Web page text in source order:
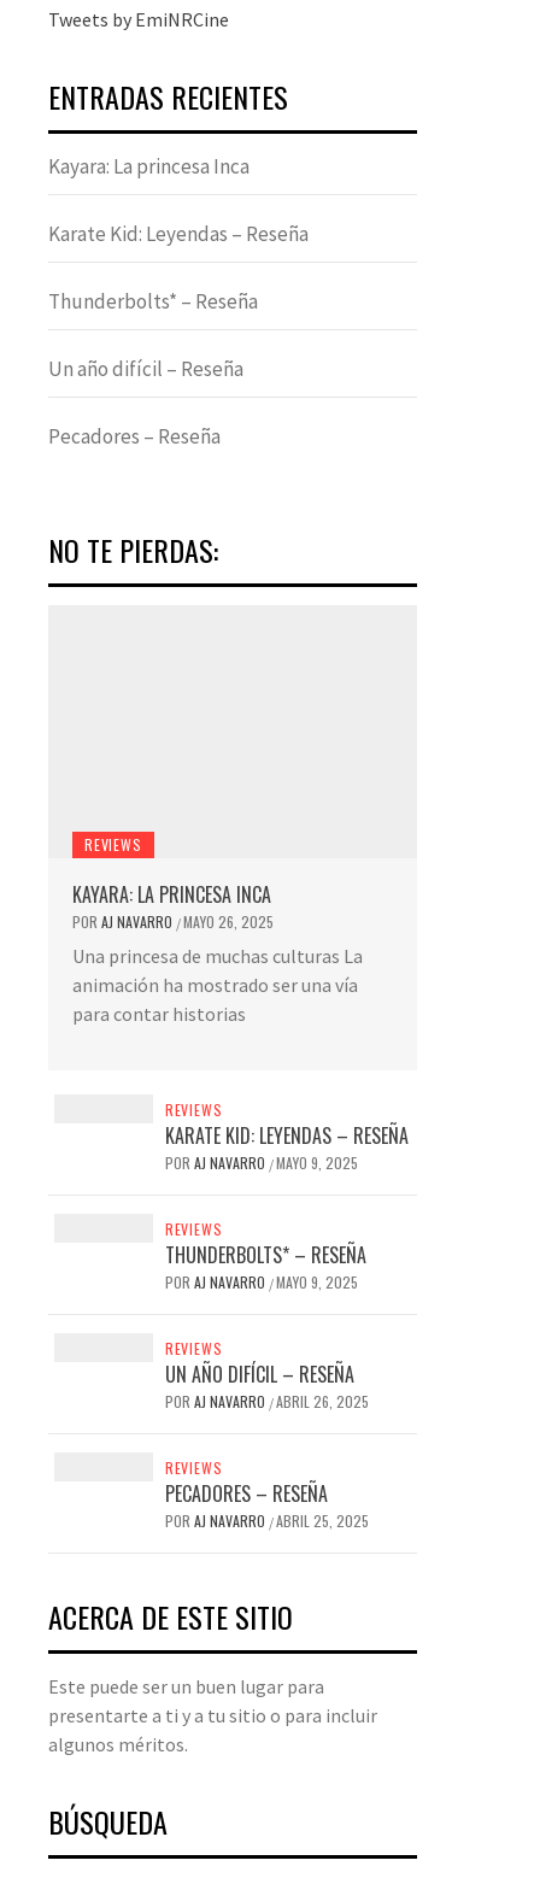
Tweets by EmiNRCine
ENTRADAS RECIENTES
Kayara: La princesa Inca
Karate Kid: Leyendas – Reseña
Thunderbolts* – Reseña
Un año difícil – Reseña
Pecadores – Reseña
NO TE PIERDAS:
REVIEWS
KAYARA: LA PRINCESA INCA
POR AJ NAVARRO /MAYO 26, 2025
Una princesa de muchas culturas La
animación ha mostrado ser una vía
para contar historias
REVIEWS
KARATE KID: LEYENDAS – RESEÑA
POR AJ NAVARRO /MAYO 9, 2025
REVIEWS
THUNDERBOLTS* – RESEÑA
POR AJ NAVARRO /MAYO 9, 2025
REVIEWS
UN AÑO DIFÍCIL – RESEÑA
POR AJ NAVARRO /ABRIL 26, 2025
REVIEWS
PECADORES – RESEÑA
POR AJ NAVARRO /ABRIL 25, 2025
ACERCA DE ESTE SITIO
Este puede ser un buen lugar para
presentarte a ti y a tu sitio o para incluir
algunos méritos.
BÚSQUEDA